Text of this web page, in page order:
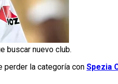
buscar nuevo club.
perder la categoría con Spezia